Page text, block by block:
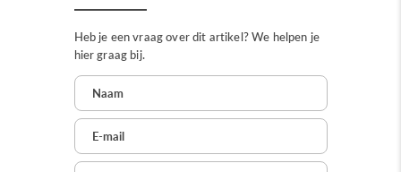
Heb je een vraag over dit artikel? We helpen je
hier graag bij.